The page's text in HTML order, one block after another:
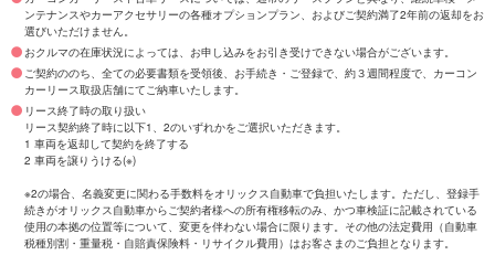
ンテナンスやカーアクセサリーの各種オプションプラン、およびご契約満了2年前の返却をお
選びいただけません。
おクルマの在庫状況によっては、お申し込みをお引き受けできない場合がございます。
ご契約ののち、全ての必要書類を受領後、お手続き・ご登録で、約３週間程度で、カーコン
カーリース取扱店舗にてご納車いたします。
リース終了時の取り扱い
リース契約終了時に以下1、2のいずれかをご選択いただきます。
1 車両を返却して契約を終了する
2 車両を譲りうける(※)
※2の場合、名義変更に関わる手数料をオリックス自動車で負担いたします。ただし、登録手
続きがオリックス自動車からご契約者様への所有権移転のみ、かつ車検証に記載されている
使用の本拠の位置等について、変更を伴わない場合に限ります。その他の法定費用（自動車
税種別割・重量税・自賠責保険料・リサイクル費用）はお客さまのご負担となります。